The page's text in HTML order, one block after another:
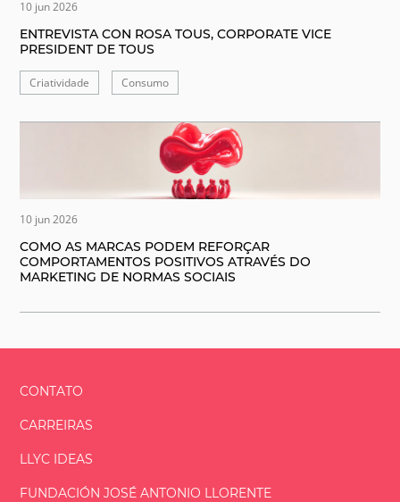
10 jun 2026
ENTREVISTA CON ROSA TOUS, CORPORATE VICE
PRESIDENT DE TOUS
Criatividade Consumo
10 jun 2026
COMO AS MARCAS PODEM REFORÇAR
COMPORTAMENTOS POSITIVOS ATRAVÉS DO
MARKETING DE NORMAS SOCIAIS
CONTATO
CARREIRAS
LLYC IDEAS
FUNDACIÓNJOSÉ ANTONIO LLORENTE